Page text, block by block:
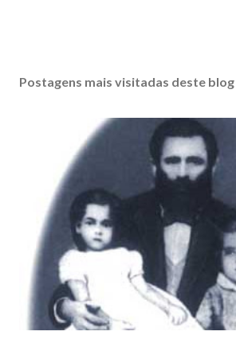
Postagens mais visitadas deste blog